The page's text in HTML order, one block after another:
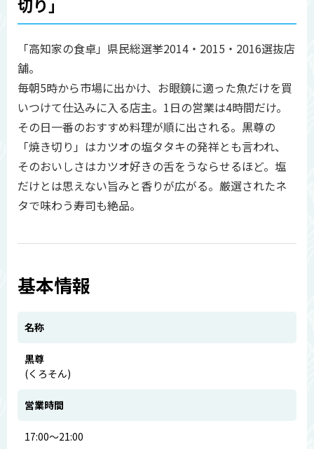
切り」
「高知家の食卓」県民総選挙2014・2015・2016選抜店
舗。
毎朝5時から市場に出かけ、お眼鏡に適った魚だけを買
いつけて仕込みに入る店主。1日の営業は4時間だけ。
その日一番のおすすめ料理が順に出される。黒尊の
「焼き切り」はカツオの塩タタキの発祥とも言われ、
そのおいしさはカツオ好きの舌をうならせるほど。塩
だけとは思えない旨みと香りが広がる。厳選されたネ
タで味わう寿司も絶品。
基本情報
名称
黒尊
(くろそん)
営業時間
17:00～21:00